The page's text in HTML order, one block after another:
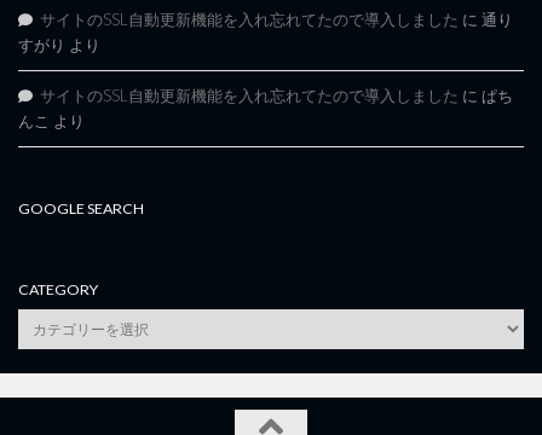
サイトのSSL自動更新機能を入れ忘れてたので導入しました に 通り
すがり より
サイトのSSL自動更新機能を入れ忘れてたので導入しました に ぱち
んこ より
GOOGLE SEARCH
CATEGORY
category